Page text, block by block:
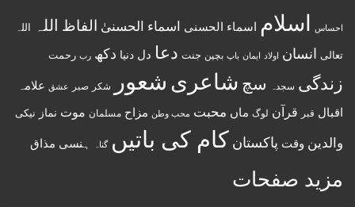
احساس اسلام اسماء الحسنى اسماء الحسنیٰ الفاظ اللہ اللہ
تعالی انسان اولاد ایمان باپ بچپن جنت دعا دل دنیا دکھ رب رحمت
زندگی سجدہ سچ شاعری شعور شکر صبر عشق علامہ
اقبال قبر قرآن لوگ ماں محبت محب وطن مزاح مسلمان موت نماز نیکی
والدین وقت پاکستان کام کی باتیں گناہ ہنسی مذاق
مزید صفحات